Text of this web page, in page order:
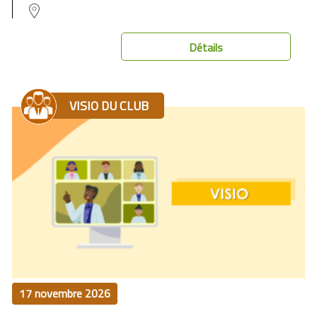
Détails
VISIO DU CLUB
17 novembre 2026